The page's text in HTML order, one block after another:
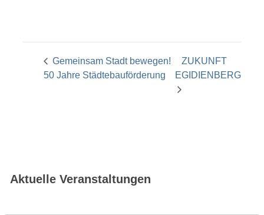
Gemeinsam Stadt bewegen!
50 Jahre Städtebauförderung
ZUKUNFT
EGIDIENBERG
Aktuelle Veranstaltungen